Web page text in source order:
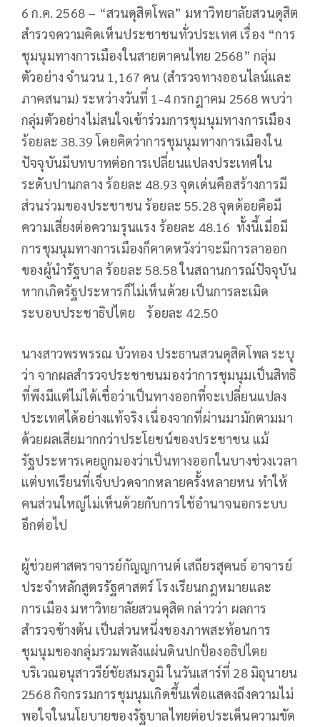
6 ก.ค. 2568 – “สวนดุสิตโพล” มหาวิทยาลัยสวนดุสิต
สำรวจความคิดเห็นประชาชนทั่วประเทศ เรื่อง “การ
ชุมนุมทางการเมืองในสายตาคนไทย 2568” กลุ่ม
ตัวอย่าง จำนวน 1,167 คน (สำรวจทางออนไลน์และ
ภาคสนาม) ระหว่างวันที่ 1-4 กรกฎาคม 2568 พบว่า
กลุ่มตัวอย่างไม่สนใจเข้าร่วมการชุมนุมทางการเมือง
ร้อยละ 38.39 โดยคิดว่าการชุมนุมทางการเมืองใน
ปัจจุบันมีบทบาทต่อการเปลี่ยนแปลงประเทศใน
ระดับปานกลาง ร้อยละ 48.93 จุดเด่นคือสร้างการมี
ส่วนร่วมของประชาชน ร้อยละ 55.28 จุดด้อยคือมี
ความเสี่ยงต่อความรุนแรง ร้อยละ 48.16 ทั้งนี้เมื่อมี
การชุมนุมทางการเมืองก็คาดหวังว่าจะมีการลาออก
ของผู้นำรัฐบาล ร้อยละ 58.58 ในสถานการณ์ปัจจุบัน
หากเกิดรัฐประหารก็ไม่เห็นด้วย เป็นการละเมิด
ระบอบประชาธิปไตย ร้อยละ 42.50
นางสาวพรพรรณ บัวทอง ประธานสวนดุสิตโพล ระบุ
ว่า จากผลสำรวจประชาชนมองว่าการชุมนุมเป็นสิทธิ
ที่พึงมีแต่ไม่ได้เชื่อว่าเป็นทางออกที่จะเปลี่ยนแปลง
ประเทศได้อย่างแท้จริง เนื่องจากที่ผ่านมามักตามมา
ด้วยผลเสียมากกว่าประโยชน์ของประชาชน แม้
รัฐประหารเคยถูกมองว่าเป็นทางออกในบางช่วงเวลา
แต่บทเรียนที่เจ็บปวดจากหลายครั้งหลายหน ทำให้
คนส่วนใหญ่ไม่เห็นด้วยกับการใช้อำนาจนอกระบบ
อีกต่อไป
ผู้ช่วยศาสตราจารย์กัญญกานต์ เสถียรสุคนธ์ อาจารย์
ประจำหลักสูตรรัฐศาสตร์ โรงเรียนกฎหมายและ
การเมือง มหาวิทยาลัยสวนดุสิต กล่าวว่า ผลการ
สำรวจข้างต้น เป็นส่วนหนึ่งของภาพสะท้อนการ
ชุมนุมของกลุ่มรวมพลังแผ่นดินปกป้องอธิปไตย
บริเวณอนุสาวรีย์ชัยสมรภูมิ ในวันเสาร์ที่ 28 มิถุนายน
2568 กิจกรรมการชุมนุมเกิดขึ้นเพื่อแสดงถึงความไม่
พอใจในนโยบายของรัฐบาลไทยต่อประเด็นความขัด